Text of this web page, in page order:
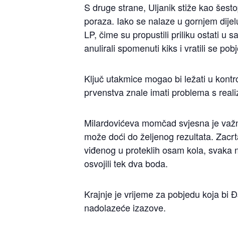
S druge strane, Uljanik stiže kao
poraza. Iako se nalaze u gornjem
LP, čime su propustili priliku ostati u
anulirali spomenuti kiks i vratili se
Ključ utakmice mogao bi ležati u
prvenstva znale imati problema s
Milardovićeva momčad svjesna je
može doći do željenog rezultata.
viđenog u proteklih osam kola, svaka
osvojili tek dva boda.
Krajnje je vrijeme za pobjedu koja bi
nadolazeće izazove.